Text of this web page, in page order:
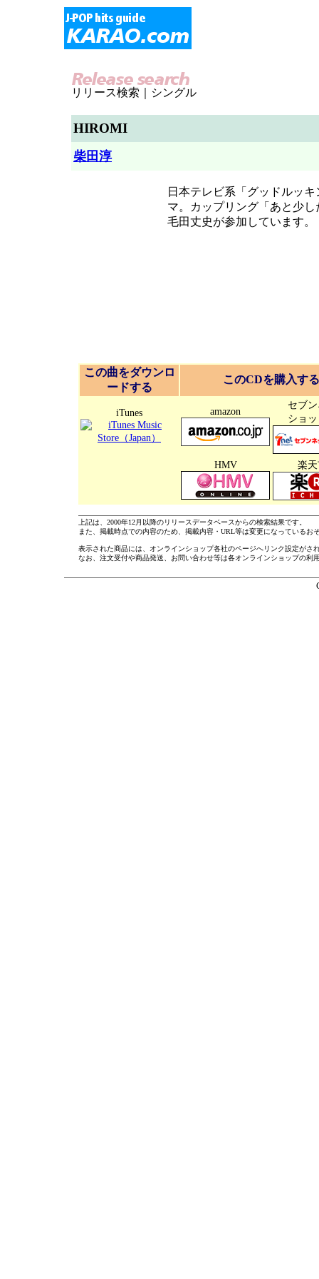
リリース検索｜シングル
HIROMI
柴田淳
日本テレビ系「グッドルッ
マ。カップリング「あと少
毛田丈史が参加しています。
この曲をダウンロ
ードする
このCDを購入する
iTunes amazon
セブ
ショ
HMV 楽
上記は、2000年12月以降のリリースデータベースからの検索結果です。
また、掲載時点での内容のため、掲載内容・URL等は変更になっているお
表示された商品には、オンラインショップ各社のページへリンク設定がさ
なお、注文受付や商品発送、お問い合わせ等は各オンラインショップの利